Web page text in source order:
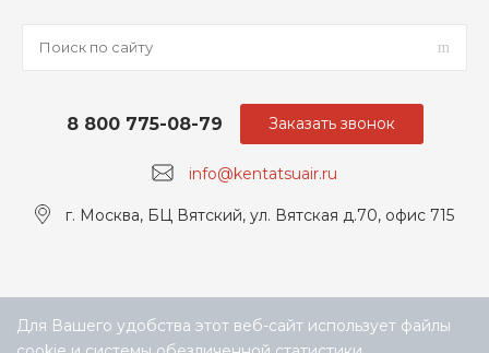
info@kentatsuair.ru
8 800 775-08-79
г. Москва, БЦ Вятский, ул. Вятская д.70, офис 715
Заказать звонок
Для Вашего удобства этот веб-сайт использует файлы